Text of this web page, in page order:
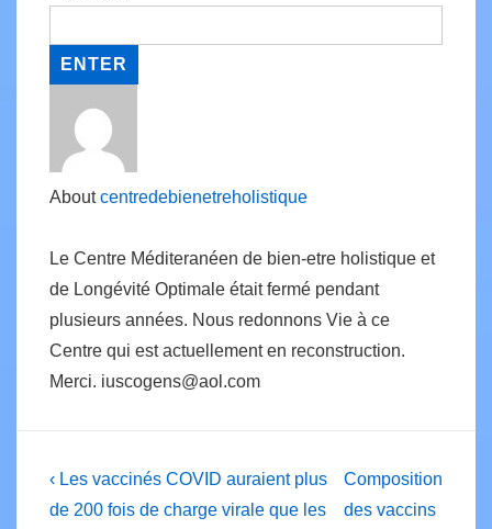
Aboutcentredebienetreholistique
Le Centre Méditeranéen de bien-etre holistique et
de Longévité Optimale était fermé pendant
plusieurs années. Nous redonnons Vie à ce
Centre qui est actuellement en reconstruction.
Merci. iuscogens@aol.com
Post
navigation
Previous
Post
‹ Les vaccinés COVID auraient plus
de 200 fois de charge virale que les
Next
Post
Composition
des vaccins